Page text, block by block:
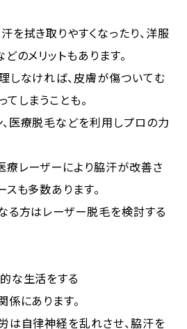
を拭き取りやすくなったり、洋服
のメリットもあります。
しなければ、皮膚が傷ついてむ
しまうことも。
医療脱毛などを利用しプロの力
療レーザーにより脇汗が改善さ
も多数あります。
る方はレーザー脱毛を検討する
な生活をする
にあります。
は自律神経を乱れさせ、脇汗を